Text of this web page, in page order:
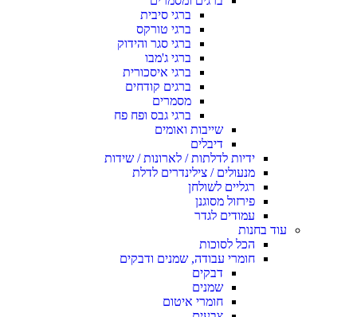
ברגי סיבית
ברגי טורקס
ברגי סגר והידוק
ברגי ג'מבו
ברגי איסכורית
ברגים קודחים
מסמרים
ברגי גבס ופח פח
שייבות ואומים
דיבלים
ידיות לדלתות / לארונות / שידות
מנעולים / צילינדרים לדלת
רגליים לשולחן
פירזול מסוגנן
עמודים לגדר
עוד בחנות
הכל לסוכות
חומרי עבודה, שמנים ודבקים
דבקים
שמנים
חומרי איטום